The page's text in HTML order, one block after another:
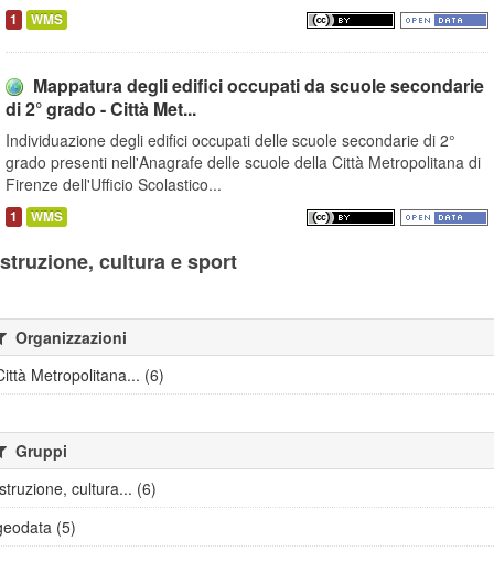
1 WMS
Mappatura degli edifici occupati da scuole secondarie
di 2° grado - Città Met...
Individuazione degli edifici occupati delle scuole secondarie di 2°
grado presenti nell'Anagrafe delle scuole della Città Metropolitana di
Firenze dell'Ufficio Scolastico...
1 WMS
cultura e sport
Organizzazioni
Metropolitana... (6)
Gruppi
cultura... (6)
(5)